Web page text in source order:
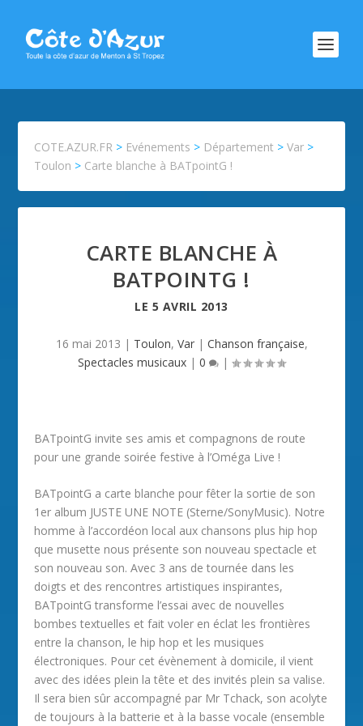
COTE.AZUR.FR > Evénements > Département >Var >
Toulon > Carte blanche à BATpointG !
CARTE BLANCHE À
BATPOINTG !
LE 5 AVRIL 2013
16 mai 2013 | Toulon, Var| Chanson française,
Spectacles musicaux | 0 |
BATpointG invite ses amis et compagnons de route
pour une grande soirée festive à l’Oméga Live !
BATpointG a carte blanche pour fêter la sortie de son
1er album JUSTE UNE NOTE (Sterne/SonyMusic). Notre
homme à l’accordéon local aux chansons plus hip hop
que musette nous présente son nouveau spectacle et
son nouveau son. Avec 3 ans de tournée dans les
doigts et des rencontres artistiques inspirantes,
BATpointG transforme l’essai avec de nouvelles
bombes textuelles et fait voler en éclat les frontières
entre la chanson, le hip hop et les musiques
électroniques. Pour cet évènement à domicile, il vient
avec des idées plein la tête et des invités plein sa valise.
Il sera bien sûr accompagné par Mr Tchack, son acolyte
de toujours à la batterie et à la basse vocale (ensemble